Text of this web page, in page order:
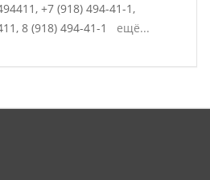
+7 (918) 494-41-1,
8 (918) 494-41-1 ещё...